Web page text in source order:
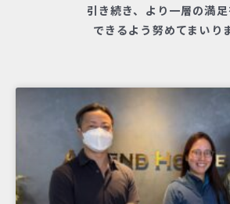
引き続き、より一層の満
できるよう努めてまいり